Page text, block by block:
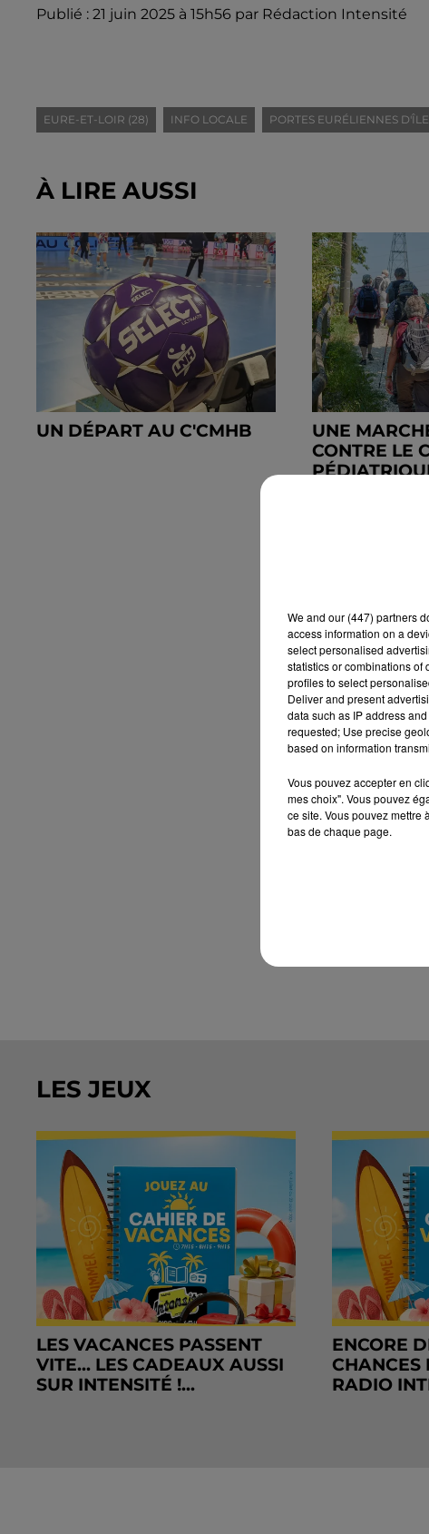
Publié : 21 juin 2025 à 15h56 par Rédaction Intensité
EURE-ET-LOIR (28) INFO LOCALE PORTES EURÉLIENNES
À LIRE AUSSI
UN DÉPART AU C'CMHB
UNE
CONTRE LE
LES JEUX
LES VACANCES PASSENT
VITE... LES CADEAUX AUSSI
SUR INTENSITÉ !...
ENCORE
CHANCES
RADIO
We and our (447) partners
access information on a
select personalised
statistics or combinations of
profiles to select
Deliver and present
data such as IP address
requested; Use precise
based on information
Vous pouvez accepter en
mes choix". Vous pouvez
ce site. Vous pouvez mettre
bas de chaque page.